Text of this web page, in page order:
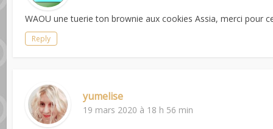
WAOU une tuerie ton brownie aux cookies Assia, merci pour
Reply
yumelise
19 mars 2020 à 18 h 56 min